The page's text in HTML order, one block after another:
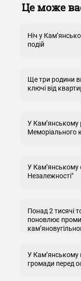
Це може
Ніч у
подій
Ще три родини
ключі від
У Кам’янському
Меморіального
У Кам’янському
Незалежності"
Понад 2 тисячі
поновлює
У Кам’янському
громади перед